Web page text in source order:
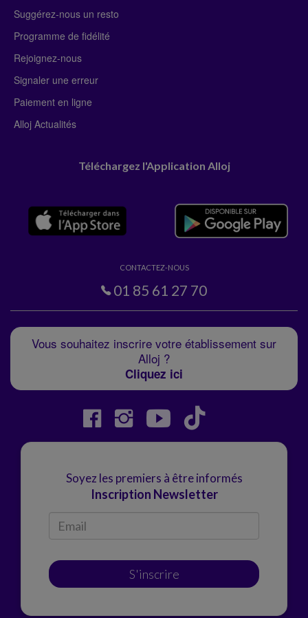
Suggérez-nous un resto
Programme de fidélité
Rejoignez-nous
Signaler une erreur
Paiement en ligne
Alloj Actualités
Téléchargez l'Application Alloj
CONTACTEZ-NOUS
01 85 61 27 70
Vous souhaitez inscrire votre établissement sur
Alloj ?
Cliquez ici
Soyez les premiers à être informés
Inscription Newsletter
S'inscrire